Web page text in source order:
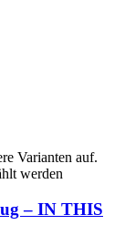
Varianten auf.
werden
– IN THIS